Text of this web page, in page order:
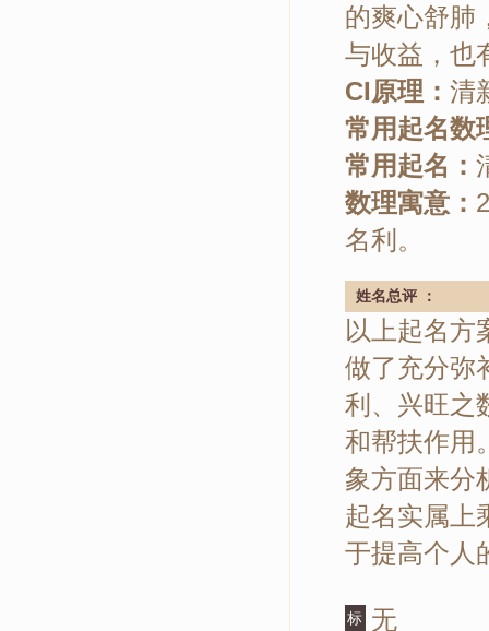
的爽心舒肺
与收益，也
CI原理： 清
常用起名数
常用起名：
数理寓意：
名利。
姓名总评 ：
以上起名方
做了充分弥
利、兴旺之
和帮扶作用
象方面来分
起名实属上
于提高个人
标 无